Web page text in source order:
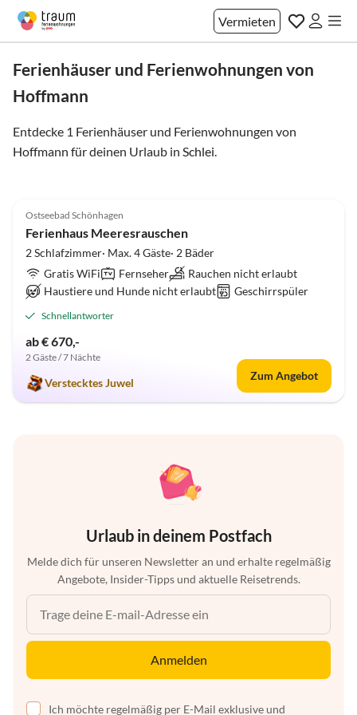
Vermieten
Ferienhäuser und Ferienwohnungen von
Hoffmann
Entdecke 1 Ferienhäuser und Ferienwohnungen von
Hoffmann für deinen Urlaub in Schlei.
Ostseebad Schönhagen
Ferienhaus Meeresrauschen
2 Schlafzimmer· Max. 4 Gäste· 2 Bäder
Gratis WiFi
Fernseher
Rauchen nicht erlaubt
Haustiere und Hunde nicht erlaubt
Geschirrspüler
Schnellantworter
ab € 670,-
2 Gäste / 7 Nächte
Verstecktes Juwel
Zum Angebot
Urlaub in deinem Postfach
Melde dich für unseren Newsletter an und erhalte regelmäßig
Angebote, Insider-Tipps und aktuelle Reisetrends.
Anmelden
Ich möchte regelmäßig per E-Mail exklusive und